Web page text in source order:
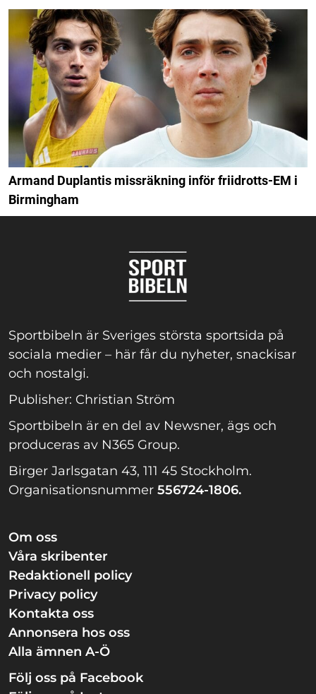
Armand Duplantis missräkning inför friidrotts-EM i
Birmingham
Sportbibeln är Sveriges största sportsida på
sociala medier – här får du nyheter, snackisar
och nostalgi.
Publisher: Christian Ström
Sportbibeln är en del av Newsner, ägs och
produceras av N365 Group.
Birger Jarlsgatan 43, 111 45 Stockholm.
Organisationsnummer 556724-1806.
Om oss
Våra skribenter
Redaktionell policy
Privacy policy
Kontakta oss
Annonsera hos oss
Alla ämnen A-Ö
Följ oss på Facebook